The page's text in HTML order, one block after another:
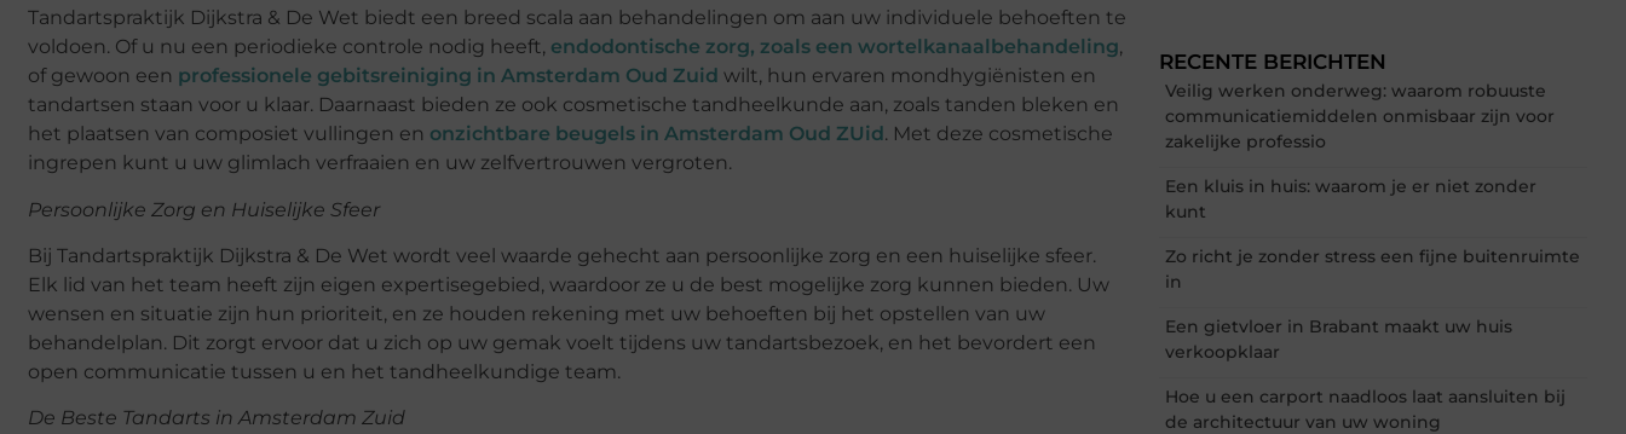
Tandartspraktijk Dijkstra & De Wet biedt een breed scala aan behandelingen om aan uw individuele behoeften te
voldoen. Of u nu een periodieke controle nodig heeft, endodontische zorg, zoals een wortelkanaalbehandeling,
of gewoon een professionele gebitsreiniging in Amsterdam Oud Zuid wilt, hun ervaren mondhygiënisten en
tandartsen staan voor u klaar. Daarnaast bieden ze ook cosmetische tandheelkunde aan, zoals tanden bleken en
het plaatsen van composiet vullingen en onzichtbare beugels in Amsterdam Oud ZUid. Met deze cosmetische
ingrepen kunt u uw glimlach verfraaien en uw zelfvertrouwen vergroten.
Persoonlijke Zorg en Huiselijke Sfeer
Bij Tandartspraktijk Dijkstra & De Wet wordt veel waarde gehecht aan persoonlijke zorg en een huiselijke sfeer.
Elk lid van het team heeft zijn eigen expertisegebied, waardoor ze u de best mogelijke zorg kunnen bieden. Uw
wensen en situatie zijn hun prioriteit, en ze houden rekening met uw behoeften bij het opstellen van uw
behandelplan. Dit zorgt ervoor dat u zich op uw gemak voelt tijdens uw tandartsbezoek, en het bevordert een
open communicatie tussen u en het tandheelkundige team.
De Beste Tandarts in Amsterdam Zuid
RECENTE BERICHTEN
Veilig werken onderweg: waarom robuuste
communicatiemiddelen onmisbaar zijn voor
zakelijke professio
Een kluis in huis: waarom je er niet zonder
kunt
Zo richt je zonder stress een fijne buitenruimte
in
Een gietvloer in Brabant maakt uw huis
verkoopklaar
Hoe u een carport naadloos laat aansluiten bij
de architectuur van uw woning